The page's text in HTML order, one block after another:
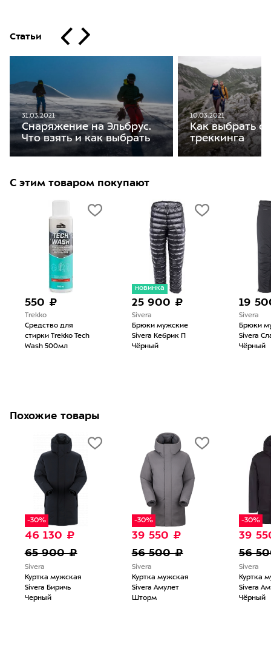
Статьи
31.03.2021
Снаряжение на Эльбрус.
Что взять и как выбрать
10.03.2021
Как выбрать
треккинга
С этим товаром покупают
550 ₽
Trekko
Средство для
стирки Trekko Tech
Wash 500мл
новинка
25 900 ₽
Sivera
Брюки мужские
Sivera Кебрик П
Чёрный
19
Sivera
Брюки
Sivera
Чёрный
Похожие товары
-30%
46 130 ₽
65 900 ₽
Sivera
Куртка мужская
Sivera Биричь
Черный
-30%
39 550 ₽
56 500 ₽
Sivera
Куртка мужская
Sivera Амулет
Шторм
-30%
39
56
Sivera
Куртка
Sivera
Чёрный